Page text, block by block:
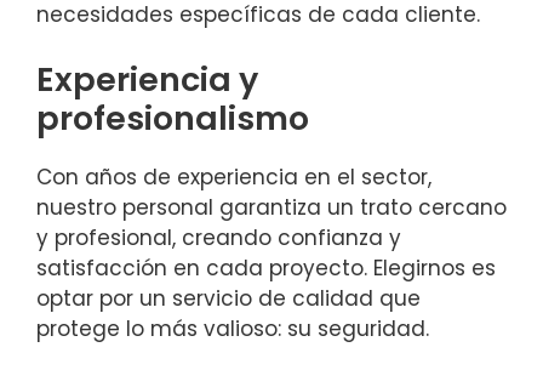
necesidades específicas de cada cliente.
Experiencia y
profesionalismo
Con años de experiencia en el sector,
nuestro personal garantiza un trato cercano
y profesional, creando confianza y
satisfacción en cada proyecto. Elegirnos es
optar por un servicio de calidad que
protege lo más valioso: su seguridad.